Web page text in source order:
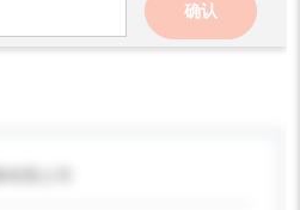
确认